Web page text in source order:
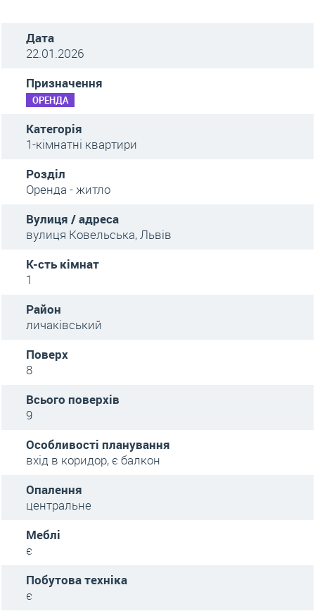
Дата
22.01.2026
Призначення
ОРЕНДА
Категорія
1-кімнатні квартири
Розділ
Оренда - житло
Вулиця / адреса
вулиця Ковельська, Львів
К-сть кімнат
1
Район
личаківський
Поверх
8
Всього поверхів
9
Особливості планування
вхід в коридор, є балкон
Опалення
центральне
Меблі
є
Побутова техніка
є